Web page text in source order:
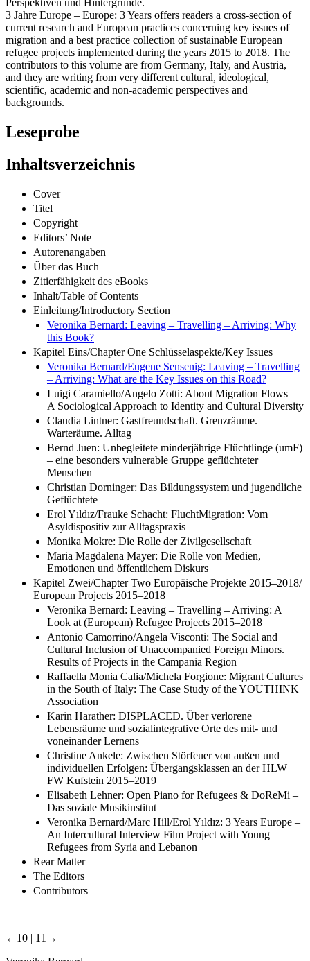
Perspektiven und Hintergründe.
3 Jahre Europe – Europe: 3 Years offers readers a cross-section of
current research and European practices concerning key issues of
migration and a best practice collection of sustainable European
refugee projects implemented during the years 2015 to 2018. The
contributors to this volume are from Germany, Italy, and Austria,
and they are writing from very different cultural, ideological,
scientific, academic and non-academic perspectives and
backgrounds.
Leseprobe
Inhaltsverzeichnis
Cover
Titel
Copyright
Editors’ Note
Autorenangaben
Über das Buch
Zitierfähigkeit des eBooks
Inhalt/Table of Contents
Einleitung/Introductory Section
Veronika Bernard: Leaving – Travelling – Arriving: Why
this Book?
Kapitel Eins/Chapter One Schlüsselaspekte/Key Issues
Veronika Bernard/Eugene Sensenig: Leaving – Travelling
– Arriving: What are the Key Issues on this Road?
Luigi Caramiello/Angelo Zotti: About Migration Flows –
A Sociological Approach to Identity and Cultural Diversity
Claudia Lintner: Gastfreundschaft. Grenzräume.
Warteräume. Alltag
Bernd Juen: Unbegleitete minderjährige Flüchtlinge (umF)
– eine besonders vulnerable Gruppe geflüchteter
Menschen
Christian Dorninger: Das Bildungssystem und jugendliche
Geflüchtete
Erol Yıldız/Frauke Schacht: FluchtMigration: Vom
Asyldispositiv zur Alltagspraxis
Monika Mokre: Die Rolle der Zivilgesellschaft
Maria Magdalena Mayer: Die Rolle von Medien,
Emotionen und öffentlichem Diskurs
Kapitel Zwei/Chapter Two Europäische Projekte 2015–2018/
European Projects 2015–2018
Veronika Bernard: Leaving – Travelling – Arriving: A
Look at (European) Refugee Projects 2015–2018
Antonio Camorrino/Angela Visconti: The Social and
Cultural Inclusion of Unaccompanied Foreign Minors.
Results of Projects in the Campania Region
Raffaella Monia Calia/Michela Forgione: Migrant Cultures
in the South of Italy: The Case Study of the YOUTHINK
Association
Karin Harather: DISPLACED. Über verlorene
Lebensräume und sozialintegrative Orte des mit- und
voneinander Lernens
Christine Ankele: Zwischen Störfeuer von außen und
individuellen Erfolgen: Übergangsklassen an der HLW
FW Kufstein 2015–2019
Elisabeth Lehner: Open Piano for Refugees & DoReMi –
Das soziale Musikinstitut
Veronika Bernard/Marc Hill/Erol Yıldız: 3 Years Europe –
An Intercultural Interview Film Project with Young
Refugees from Syria and Lebanon
Rear Matter
The Editors
Contributors
←10 | 11→